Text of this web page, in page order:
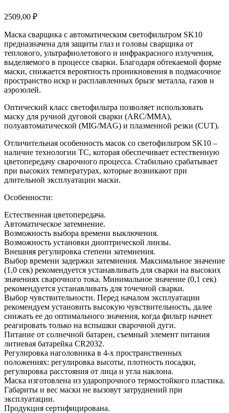
2509,00 ₽
Маска сварщика с автоматическим светофильтром SK10
предназначена для защиты глаз и головы сварщика от
теплового, ультрафиолетового и инфракрасного излучения,
выделяемого в процессе сварки. Благодаря обтекаемой форме
маски, снижается вероятность проникновения в подмасочное
пространство искр и расплавленных брызг металла, газов и
аэрозолей.
Оптический класс светофильтра позволяет использовать
маску для ручной дуговой сварки (ARC/MMA),
полуавтоматической (MIG/MAG) и плазменной резки (CUT).
Отличительная особенность масок со светофильтром SK10 –
наличие технологии TC, которая обеспечивает естественную
цветопередачу сварочного процесса. Стабильно срабатывает
при высоких температурах, которые возникают при
длительной эксплуатации маски.
Особенности:
Естественная цветопередача.
Автоматическое затемнение.
Возможность выбора времени выключения.
Возможность установки диоптрической линзы.
Внешняя регулировка степени затемнения.
Выбор времени задержки затемнения. Максимальное значение
(1,0 сек) рекомендуется устанавливать для сварки на высоких
значениях сварочного тока. Минимальное значение (0,1 сек)
рекомендуется устанавливать для точечной сварки.
Выбор чувствительности. Перед началом эксплуатации
рекомендуем установить высокую чувствительность, далее
снижать ее до оптимального значения, когда фильтр начнет
реагировать только на вспышки сварочной дуги.
Питание от солнечной батареи, съемный элемент питания
литиевая батарейка CR2032.
Регулировка наголовника в 4-х пространственных
положениях: регулировка высоты, плотность посадки,
регулировка расстояния от лица и угла наклона.
Маска изготовлена из ударопрочного термостойкого пластика.
Габариты и вес маски не вызовут затруднений при
эксплуатации.
Продукция сертифицирована.